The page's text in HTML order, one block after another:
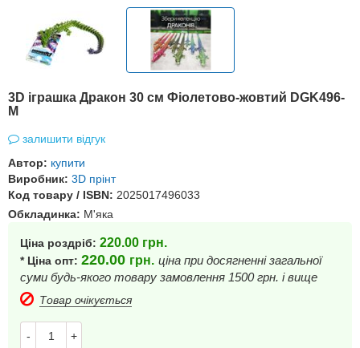
3D іграшка Дракон 30 см Фіолетово-жовтий DGK496-
M
залишити відгук
Автор: купити
Виробник: 3D прінт
Код товару / ISBN: 2025017496033
Обкладинка: М'яка
Ціна роздріб: 220.00 грн.
* Ціна опт: 220.00 грн. ціна при досягненні загальної
суми будь-якого товару замовлення 1500 грн. і вище
Товар очікується
- +